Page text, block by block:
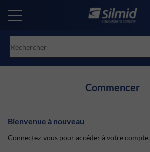
main
Commencer
Bienvenue à nouveau
Connectez-vous pour accéder à votre compte.